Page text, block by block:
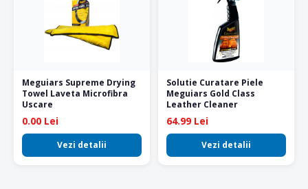
Meguiars Supreme Drying
Towel Laveta Microfibra
Uscare
0.00 Lei
Vezi detalii
Solutie Curatare Piele
Meguiars Gold Class
Leather Cleaner
64.99 Lei
Vezi detalii